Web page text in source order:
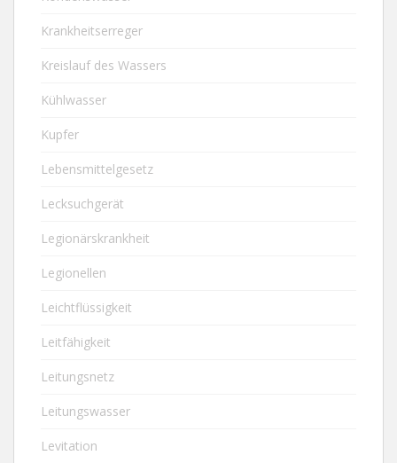
Krankheitserreger
Kreislauf des Wassers
Kühlwasser
Kupfer
Lebensmittelgesetz
Lecksuchgerät
Legionärskrankheit
Legionellen
Leichtflüssigkeit
Leitfähigkeit
Leitungsnetz
Leitungswasser
Levitation